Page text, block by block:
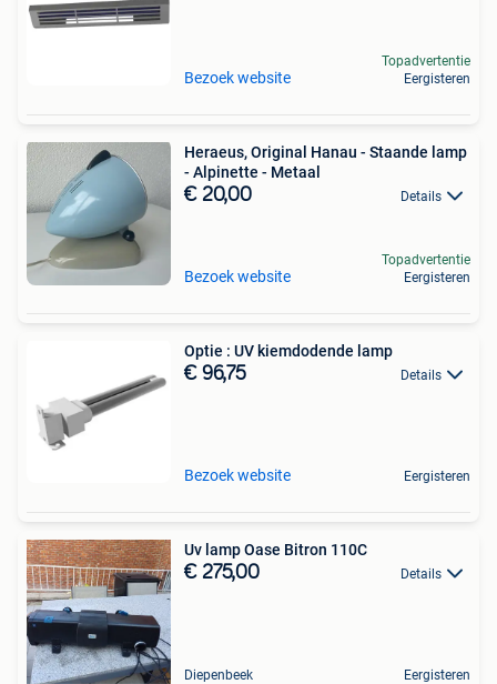
Bezoek website
Topadvertentie
Eergisteren
Heraeus, Original Hanau - Staande lamp
- Alpinette - Metaal
€ 20,00 Details
Bezoek website
Topadvertentie
Eergisteren
Optie : UV kiemdodende lamp
€ 96,75 Details
Bezoek website Eergisteren
Uv lamp Oase Bitron 110C
€ 275,00 Details
Diepenbeek Eergisteren